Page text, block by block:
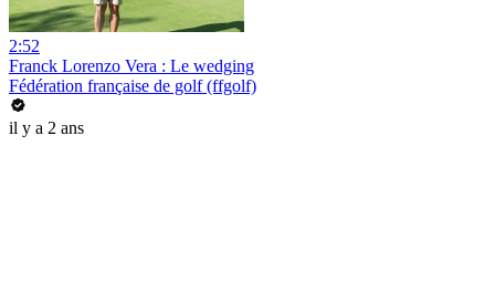
2:52
Franck Lorenzo Vera : Le wedging
Fédération française de golf (ffgolf)
il y a 2 ans